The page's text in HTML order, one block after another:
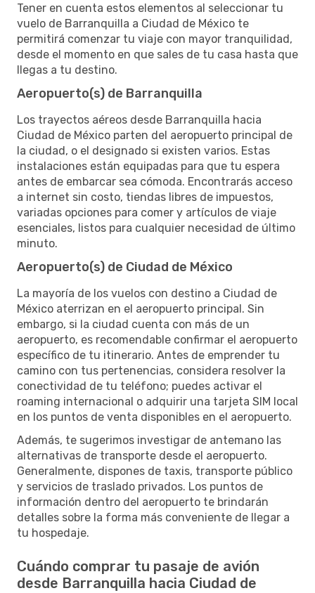
Tener en cuenta estos elementos al seleccionar tu
vuelo de Barranquilla a Ciudad de México te
permitirá comenzar tu viaje con mayor tranquilidad,
desde el momento en que sales de tu casa hasta que
llegas a tu destino.
Aeropuerto(s) de Barranquilla
Los trayectos aéreos desde Barranquilla hacia
Ciudad de México parten del aeropuerto principal de
la ciudad, o el designado si existen varios. Estas
instalaciones están equipadas para que tu espera
antes de embarcar sea cómoda. Encontrarás acceso
a internet sin costo, tiendas libres de impuestos,
variadas opciones para comer y artículos de viaje
esenciales, listos para cualquier necesidad de último
minuto.
Aeropuerto(s) de Ciudad de México
La mayoría de los vuelos con destino a Ciudad de
México aterrizan en el aeropuerto principal. Sin
embargo, si la ciudad cuenta con más de un
aeropuerto, es recomendable confirmar el aeropuerto
específico de tu itinerario. Antes de emprender tu
camino con tus pertenencias, considera resolver la
conectividad de tu teléfono; puedes activar el
roaming internacional o adquirir una tarjeta SIM local
en los puntos de venta disponibles en el aeropuerto.
Además, te sugerimos investigar de antemano las
alternativas de transporte desde el aeropuerto.
Generalmente, dispones de taxis, transporte público
y servicios de traslado privados. Los puntos de
información dentro del aeropuerto te brindarán
detalles sobre la forma más conveniente de llegar a
tu hospedaje.
Cuándo comprar tu pasaje de avión
desde Barranquilla hacia Ciudad de